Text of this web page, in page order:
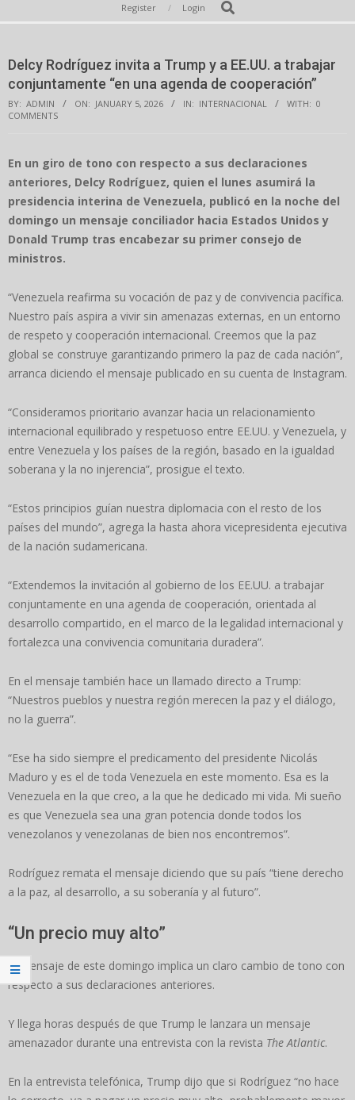
Navigation
Register Login Search
Delcy Rodríguez invita a Trump y a EE.UU. a trabajar
conjuntamente “en una agenda de cooperación”
BY: ADMIN ON: JANUARY 5, 2026 IN: INTERNACIONAL WITH: 0
COMMENTS
En un giro de tono con respecto a sus declaraciones
anteriores, Delcy Rodríguez, quien el lunes asumirá la
presidencia interina de Venezuela, publicó en la noche del
domingo un mensaje conciliador hacia Estados Unidos y
Donald Trump tras encabezar su primer consejo de
ministros.
“Venezuela reafirma su vocación de paz y de convivencia pacífica.
Nuestro país aspira a vivir sin amenazas externas, en un entorno
de respeto y cooperación internacional. Creemos que la paz
global se construye garantizando primero la paz de cada nación”,
arranca diciendo el mensaje publicado en su cuenta de Instagram.
“Consideramos prioritario avanzar hacia un relacionamiento
internacional equilibrado y respetuoso entre EE.UU. y Venezuela, y
entre Venezuela y los países de la región, basado en la igualdad
soberana y la no injerencia”, prosigue el texto.
“Estos principios guían nuestra diplomacia con el resto de los
países del mundo”, agrega la hasta ahora vicepresidenta ejecutiva
de la nación sudamericana.
“Extendemos la invitación al gobierno de los EE.UU. a trabajar
conjuntamente en una agenda de cooperación, orientada al
desarrollo compartido, en el marco de la legalidad internacional y
fortalezca una convivencia comunitaria duradera”.
En el mensaje también hace un llamado directo a Trump:
“Nuestros pueblos y nuestra región merecen la paz y el diálogo,
no la guerra”.
“Ese ha sido siempre el predicamento del presidente Nicolás
Maduro y es el de toda Venezuela en este momento. Esa es la
Venezuela en la que creo, a la que he dedicado mi vida. Mi sueño
es que Venezuela sea una gran potencia donde todos los
venezolanos y venezolanas de bien nos encontremos”.
Rodríguez remata el mensaje diciendo que su país “tiene derecho
a la paz, al desarrollo, a su soberanía y al futuro”.
“Un precio muy alto”
El mensaje de este domingo implica un claro cambio de tono con
respecto a sus declaraciones anteriores.
Y llega horas después de que Trump le lanzara un mensaje
amenazador durante una entrevista con la revista The Atlantic.
En la entrevista telefónica, Trump dijo que si Rodríguez “no hace